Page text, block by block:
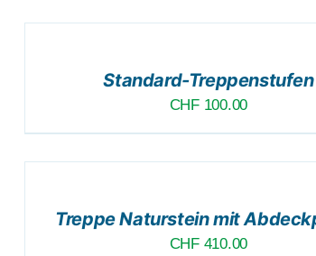
DETAILS
Standard-Treppenstufen
CHF 100.00
DETAILS
Treppe Naturstein mit
CHF 410.00